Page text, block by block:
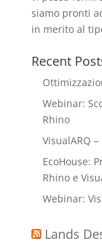
siamo pronti
in merito al
Recent
Webinar:
Rhino
VisualARQ
EcoHouse:
Rhino e
Webinar:
Lands